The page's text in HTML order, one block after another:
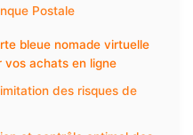
Postale
bleue nomade virtuelle
vos achats en ligne
des risques de